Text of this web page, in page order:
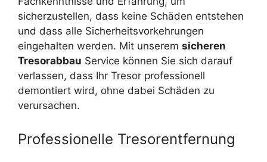
sicherzustellen, dass keine Schäden entstehen
und dass alle Sicherheitsvorkehrungen
eingehalten werden. Mit unserem sicheren
Tresorabbau Service können Sie sich darauf
verlassen, dass Ihr Tresor professionell
demontiert wird, ohne dabei Schäden zu
verursachen.
Professionelle Tresorentfernung